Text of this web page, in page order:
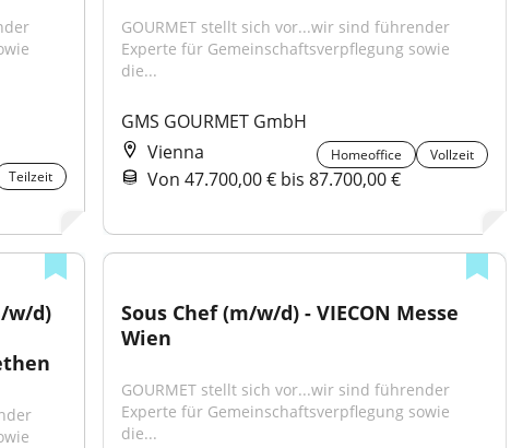
Teilzeit
GOURMET stellt sich vor...wir sind führender
Experte für Gemeinschaftsverpflegung sowie
die...
GMS GOURMET GmbH
Vienna
Homeoffice Vollzeit
Von 47.700,00 € bis 87.700,00 €
w/d)
Sous Chef (m/w/d) - VIECON Messe
Wien
GOURMET stellt sich vor...wir sind führender
Experte für Gemeinschaftsverpflegung sowie
die...